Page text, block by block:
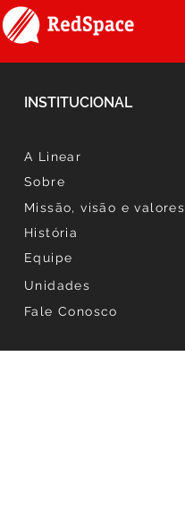
INSTITUCIONAL
A Linear
Sobre
Missão, visão e valores
História
Equipe
Unidades
Fale Conosco